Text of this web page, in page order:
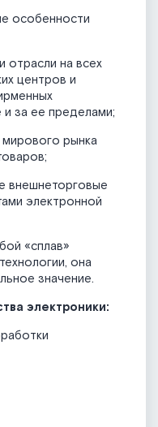
особенности
отрасли на всех
центров и
за ее пределами;
мирового рынка
внешнеторговые
электронной
«сплав»
она
значение.
электроники: